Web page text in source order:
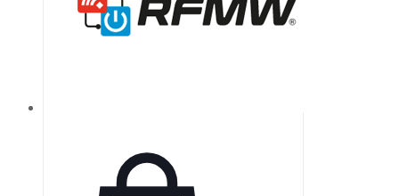
благодаря кристаллизации
гидроксида кальция. CeraSeal